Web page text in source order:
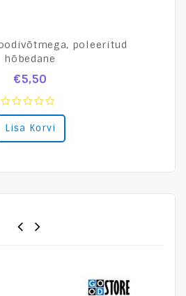
poleeritud
hõbedane
€5,50
0
out
of
Lisa Korvi